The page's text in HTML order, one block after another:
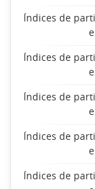
Índices de
Índices de
Índices de
Índices de
Índices de